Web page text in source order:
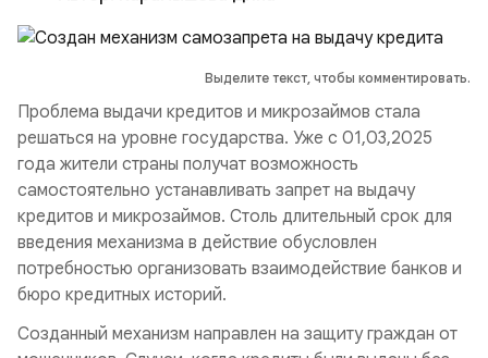
Выделите текст, чтобы комментировать.
Проблема выдачи кредитов и микрозаймов стала
решаться на уровне государства. Уже с 01,03,2025
года жители страны получат возможность
самостоятельно устанавливать запрет на выдачу
кредитов и микрозаймов. Столь длительный срок для
введения механизма в действие обусловлен
потребностью организовать взаимодействие банков и
бюро кредитных историй.
Созданный механизм направлен на защиту граждан от